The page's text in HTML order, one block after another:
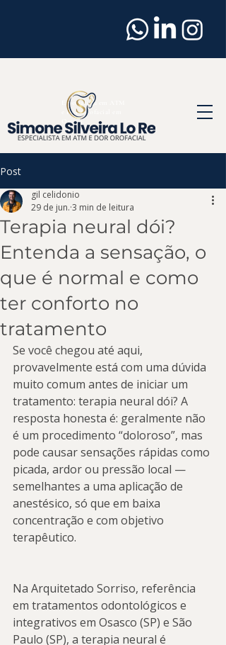
Dentista
Especialista em ATM
e Dor Orofacial em
Osasco
Post
Terapia neural dói?
Entenda a sensação, o
que é normal e como
ter conforto no
tratamento
gil celidonio
29 de jun. 3 min de leitura
Se você chegou até aqui,
provavelmente está com uma dúvida
muito comum antes de iniciar um
tratamento: terapia neural dói? A
resposta honesta é: geralmente não
é um procedimento “doloroso”, mas
pode causar sensações rápidas como
picada, ardor ou pressão local —
semelhantes a uma aplicação de
anestésico, só que em baixa
concentração e com objetivo
terapêutico.
Na Arquitetado Sorriso, referência
em tratamentos odontológicos e
integrativos em Osasco (SP) e São
Paulo (SP), a terapia neural é